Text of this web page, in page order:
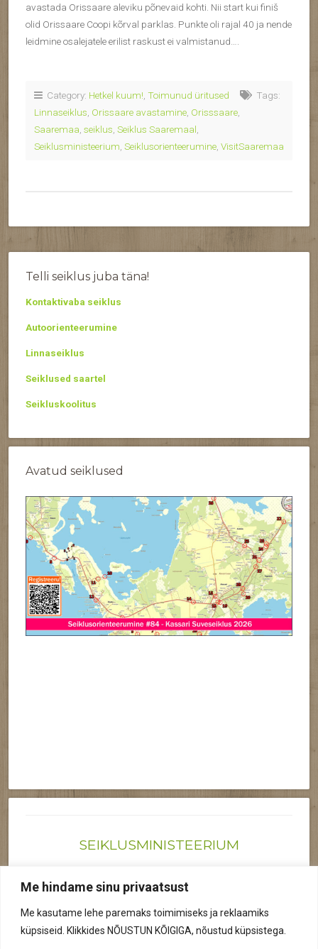
Me hindame sinu privaatsust
Me kasutame lehe paremaks toimimiseks ja reklaamiks
küpsiseid. Klikkides NÕUSTUN KÕIGIGA, nõustud küpsistega.
avastada Orissaare aleviku põnevaid kohti. Nii start kui finiš
olid Orissaare Coopi kõrval parklas. Punkte oli rajal 40 ja nende
leidmine osalejatele erilist raskust ei valmistanud….
Category: Hetkel kuum! Toimunud üritused
Tags:
Linnaseiklus Orissaare avastamine Orisssaare
Saaremaa seiklus Seiklus Saaremaal
Seiklusministeerium Seiklusorienteerumine VisitSaaremaa
Telli seiklus juba täna!
Kontaktivaba seiklus
Autoorienteerumine
Linnaseiklus
Seiklused saartel
Seikluskoolitus
Avatud seiklused
SEIKLUSMINISTEERIUM
Reg nr: 12041719